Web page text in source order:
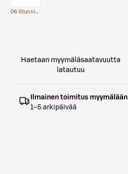
06 Stunning Nude
Haetaan myymäläsaatavuutta
latautuu
Ilmainen toimitus myymälään
1–5 arkipäivää